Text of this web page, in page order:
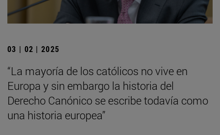
03 | 02 | 2025
“La mayoría de los católicos no vive en
Europa y sin embargo la historia del
Derecho Canónico se escribe todavía como
una historia europea”